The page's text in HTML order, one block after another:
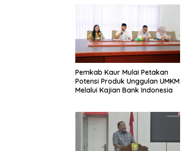
Pemkab Kaur Mulai Petakan
Potensi Produk Unggulan UMKM
Melalui Kajian Bank Indonesia